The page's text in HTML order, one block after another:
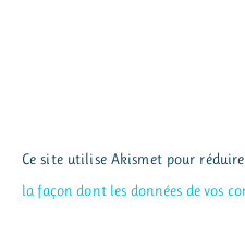
Ce site utilise Akismet pour
la façon dont les données de vos